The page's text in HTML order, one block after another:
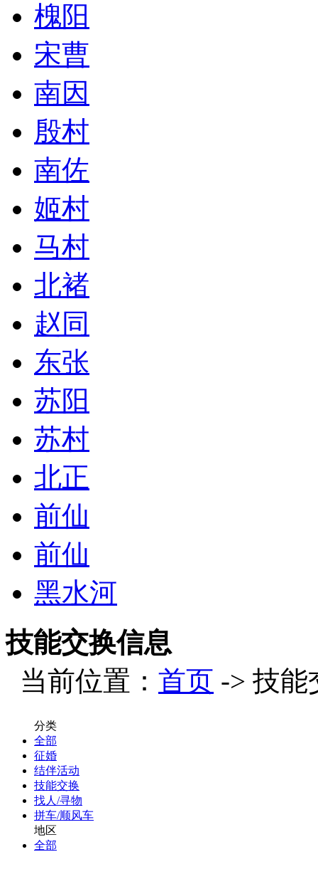
槐阳
宋曹
南因
殷村
南佐
姬村
马村
北褚
赵同
东张
苏阳
苏村
北正
前仙
前仙
黑水河
技能交换信息
当前位置： 首页 -> 技能
分类
全部
征婚
结伴活动
技能交换
找人/寻物
拼车/顺风车
地区
全部